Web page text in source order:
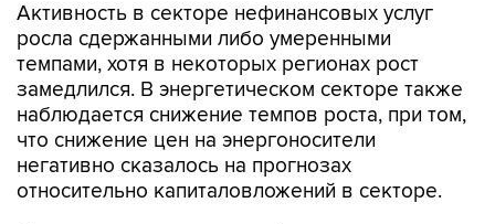
Активность в секторе нефинансовых услуг
росла сдержанными либо умеренными
темпами, хотя в некоторых регионах рост
замедлился. В энергетическом секторе также
наблюдается снижение темпов роста, при том,
что снижение цен на энергоносители
негативно сказалось на прогнозах
относительно капиталовложений в секторе.